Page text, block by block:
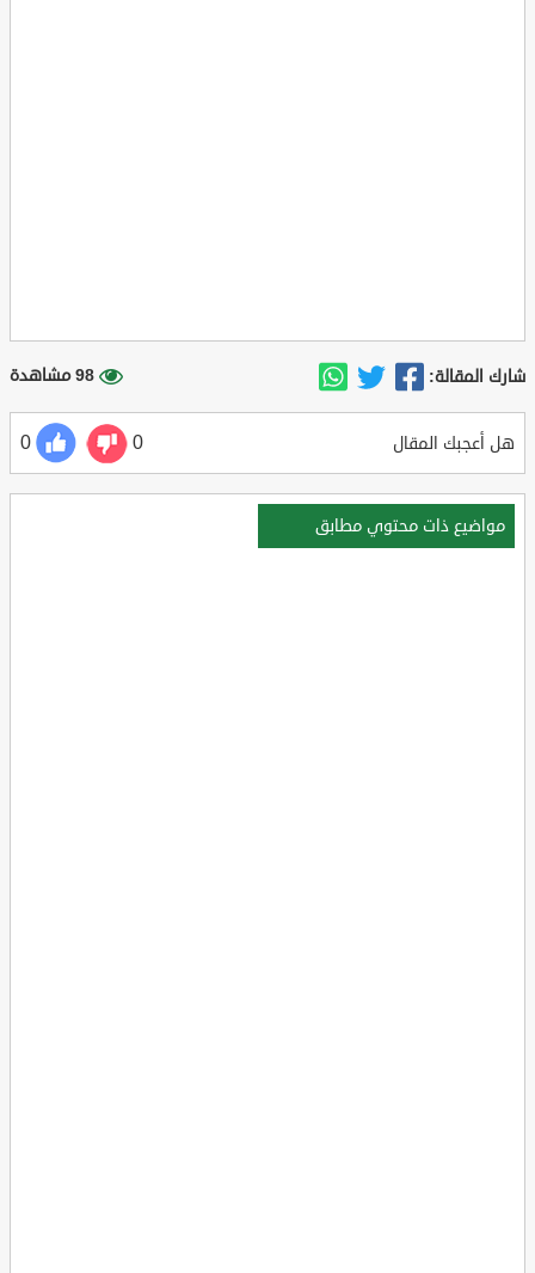
شارك المقالة: 98 مشاهدة
هل أعجبك المقال 0
0
مواضيع ذات محتوي مطابق